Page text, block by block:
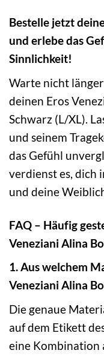
Bestelle jetzt
und erlebe das
Sinnlichkeit!
Warte nicht
deinen Eros
Schwarz (L/XL).
und seinem
das Gefühl
verdienst es, dich
und deine
FAQ – Häufig
Veneziani Alina
1. Aus welchem
Veneziani Alina
Die genaue
auf dem Etikett
eine Kombination